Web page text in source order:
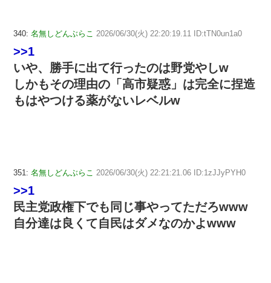
340: 名無しどんぶらこ 2026/06/30(火) 22:20:19.11 ID:tTN0un1a0
>>1
いや、勝手に出て行ったのは野党やしw
しかもその理由の「高市疑惑」は完全に捏造
もはやつける薬がないレベルw
351: 名無しどんぶらこ 2026/06/30(火) 22:21:21.06 ID:1zJJyPYH0
>>1
民主党政権下でも同じ事やってただろwww
自分達は良くて自民はダメなのかよwww